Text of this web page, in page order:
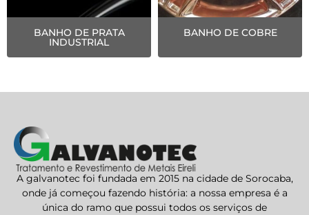
BANHO DE PRATA
INDUSTRIAL
BANHO DE COBRE
A galvanotec foi fundada em 2015 na cidade de Sorocaba,
onde já começou fazendo história: a nossa empresa é a
única do ramo que possui todos os serviços de